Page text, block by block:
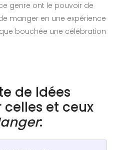
genre ont le pouvoir de
manger en une expérience
bouchée une célébration
de Idées
et ceux
: